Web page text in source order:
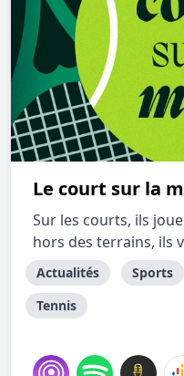
Le court sur la
Sur les courts, ils
hors des terrains, ils
Actualités Sports
Tennis